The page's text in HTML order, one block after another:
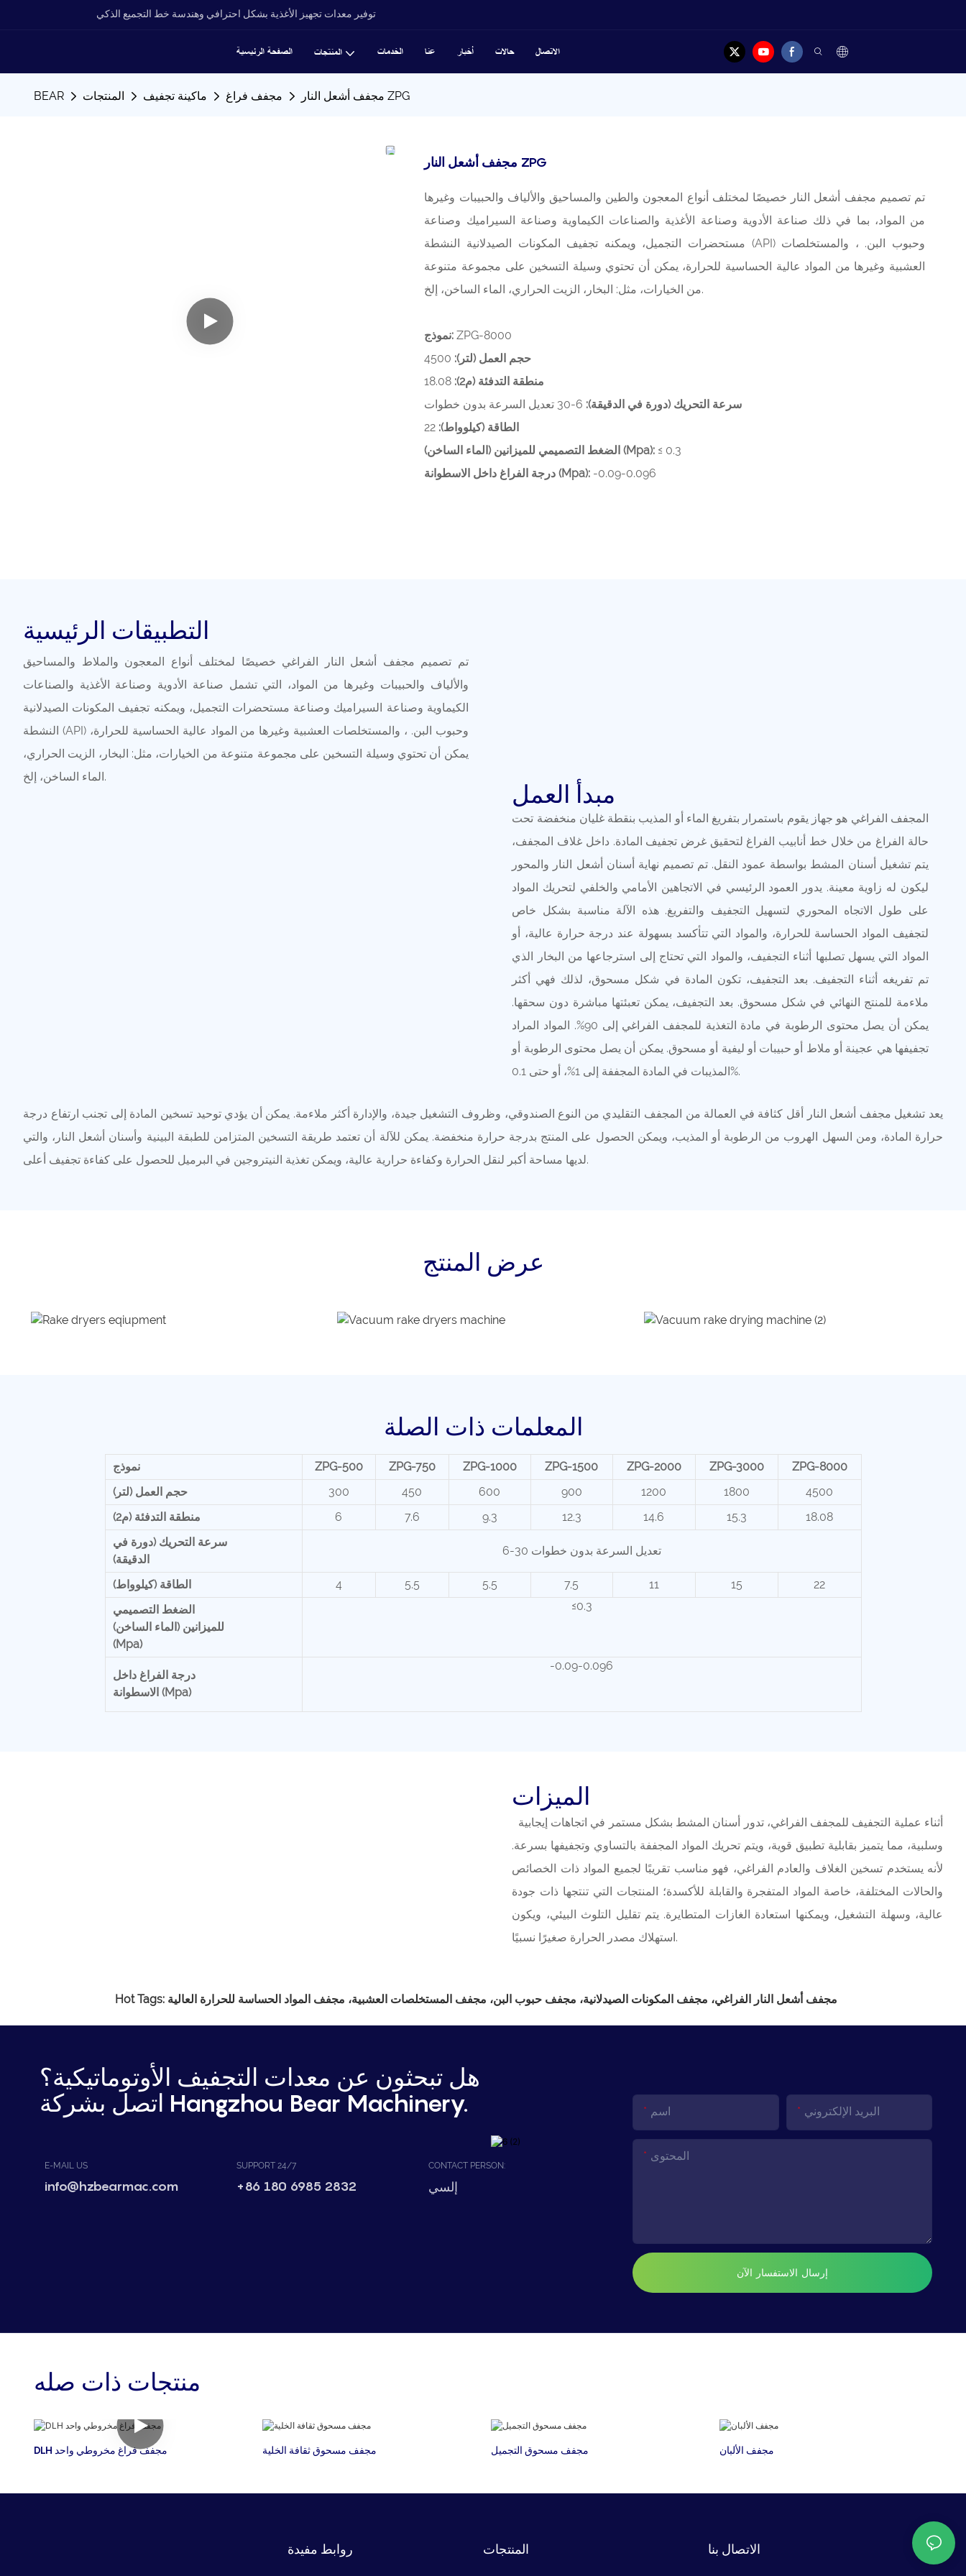
توفير معدات تجهيز الأغذية بشكل احترافي وهندسة خط التجميع الذكي
الصفحة الرئيسية المنتجات الخدمات عنا أخبار حالات الاتصال
BEAR المنتجات ماكينة تجفيف مجفف فراغ مجفف أشعل النار ZPG
مجفف أشعل النار ZPG
تم تصميم مجفف أشعل النار خصيصًا لمختلف أنواع المعجون والطين والمساحيق والألياف والحبيبات وغيرها
من المواد، بما في ذلك صناعة الأدوية وصناعة الأغذية والصناعات الكيماوية وصناعة السيراميك وصناعة
مستحضرات التجميل، ويمكنه تجفيف المكونات الصيدلانية النشطة (API) وحبوب البن. ، والمستخلصات
العشبية وغيرها من المواد عالية الحساسية للحرارة، يمكن أن تحتوي وسيلة التسخين على مجموعة متنوعة
من الخيارات، مثل: البخار، الزيت الحراري، الماء الساخن، إلخ.
نموذج:ZPG-8000
حجم العمل (لتر): 4500
منطقة التدفئة (م2):
18.08
سرعة التحريك (دورة في الدقيقة): 6-30 تعديل السرعة بدون خطوات
الطاقة (كيلوواط): 22
الضغط التصميمي للميزانين (الماء الساخن) (Mpa): ≤ 0.3
درجة الفراغ داخل الاسطوانة (Mpa): -0.09-0.096
التطبيقات الرئيسية
تم تصميم مجفف أشعل النار الفراغي خصيصًا لمختلف أنواع المعجون والملاط والمساحيق
والألياف والحبيبات وغيرها من المواد، التي تشمل صناعة الأدوية وصناعة الأغذية والصناعات
الكيماوية وصناعة السيراميك وصناعة مستحضرات التجميل، ويمكنه تجفيف المكونات الصيدلانية
النشطة (API) وحبوب البن. ، والمستخلصات العشبية وغيرها من المواد عالية الحساسية للحرارة،
يمكن أن تحتوي وسيلة التسخين على مجموعة متنوعة من الخيارات، مثل: البخار، الزيت الحراري،
الماء الساخن، إلخ.
مبدأ العمل
المجفف الفراغي هو جهاز يقوم باستمرار بتفريغ الماء أو المذيب بنقطة غليان منخفضة تحت
حالة الفراغ من خلال خط أنابيب الفراغ لتحقيق غرض تجفيف المادة. داخل غلاف المجفف،
يتم تشغيل أسنان المشط بواسطة عمود النقل. تم تصميم نهاية أسنان أشعل النار والمحور
ليكون له زاوية معينة. يدور العمود الرئيسي في الاتجاهين الأمامي والخلفي لتحريك المواد
على طول الاتجاه المحوري لتسهيل التجفيف والتفريغ. هذه الآلة مناسبة بشكل خاص
لتجفيف المواد الحساسة للحرارة، والمواد التي تتأكسد بسهولة عند درجة حرارة عالية، أو
المواد التي يسهل تصلبها أثناء التجفيف، والمواد التي تحتاج إلى استرجاعها من البخار الذي
تم تفريغه أثناء التجفيف. بعد التجفيف، تكون المادة في شكل مسحوق، لذلك فهي أكثر
ملاءمة للمنتج النهائي في شكل مسحوق. بعد التجفيف، يمكن تعبئتها مباشرة دون سحقها.
يمكن أن يصل محتوى الرطوبة في مادة التغذية للمجفف الفراغي إلى 90%. المواد المراد
تجفيفها هي عجينة أو ملاط ​​أو حبيبات أو ليفية أو مسحوق. يمكن أن يصل محتوى الرطوبة أو
المذيبات في المادة المجففة إلى 1%، أو حتى 0.1%.
يعد تشغيل مجفف أشعل النار أقل كثافة في العمالة من المجفف التقليدي من النوع الصندوقي، وظروف التشغيل جيدة، والإدارة أكثر ملاءمة. يمكن أن يؤدي توحيد تسخين المادة إلى تجنب ارتفاع درجة
حرارة المادة، ومن السهل الهروب من الرطوبة أو المذيب، ويمكن الحصول على المنتج بدرجة حرارة منخفضة. يمكن للآلة أن تعتمد طريقة التسخين المتزامن للطبقة البينية وأسنان أشعل النار، والتي
لديها مساحة أكبر لنقل الحرارة وكفاءة حرارية عالية، ويمكن تغذية النيتروجين في البرميل للحصول على كفاءة تجفيف أعلى.
عرض المنتج
المعلمات ذات الصلة
نموذج ZPG-500 ZPG-750 ZPG-1000 ZPG-1500 ZPG-2000 ZPG-3000
ZPG-8000
حجم العمل (لتر)
300 450 600 900 1200 1800
4500
منطقة التدفئة (م2)
6 7.6 9.3 12.3 14.6 15.3
18.08
سرعة التحريك (دورة في
الدقيقة)
6-30 تعديل السرعة بدون خطوات
الطاقة (كيلوواط) 4 5.5 5.5 7.5 11 15
22
الضغط التصميمي
للميزانين (الماء الساخن)
(Mpa)
≤0.3
درجة الفراغ داخل
الاسطوانة (Mpa)
-0.09-0.096
الميزات
وسلبية، مما يتميز بقابلية تطبيق قوية، ويتم تحريك المواد المجففة بالتساوي وتجفيفها بسرعة.
لأنه يستخدم تسخين الغلاف والعادم الفراغي، فهو مناسب تقريبًا لجميع المواد ذات الخصائص
والحالات المختلفة، خاصة المواد المتفجرة والقابلة للأكسدة؛ المنتجات التي تنتجها ذات جودة
عالية، وسهلة التشغيل، ويمكنها استعادة الغازات المتطايرة. يتم تقليل التلوث البيئي، ويكون
استهلاك مصدر الحرارة صغيرًا نسبيًا.
Hot Tags: مجفف أشعل النار الفراغي، مجفف المكونات الصيدلانية، مجفف حبوب البن، مجفف المستخلصات العشبية، مجفف المواد الحساسة للحرارة العالية
هل تبحثون عن معدات التجفيف الأوتوماتيكية؟
اتصل بشركة Hangzhou Bear Machinery.
E-MAIL US
info@hzbearmac.com
SUPPORT 24/7
+86 180 6985 2832
CONTACT PERSON:
إلسي
اسم البريد الإلكتروني
المحتوى
إرسال الاستفسار الآن
منتجات ذات صله
DLH مجفف فراغ مخروطي واحد مجفف مسحوق ثقافة الخلية مجفف مسحوق التجميل مجفف الألبان
روابط مفيدة المنتجات الاتصال بنا